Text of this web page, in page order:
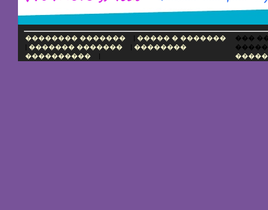
�����������
�������� ������� | ����� � �������
| ������� ������� | ��������
����������
|
���
������